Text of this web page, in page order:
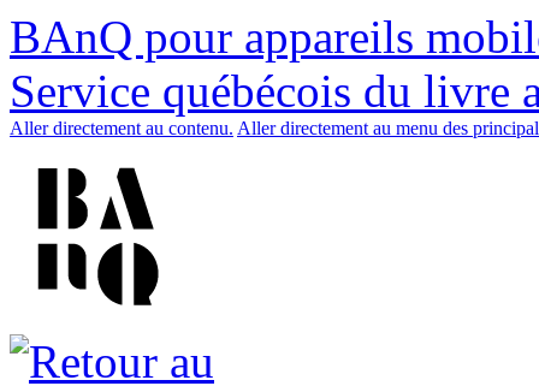
BAnQ pour appareils
Service québécois du livre
Aller directement au contenu. Aller directement au menu des